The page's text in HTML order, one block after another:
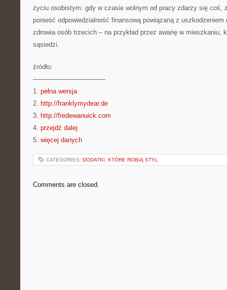
życiu osobistym: gdy w czasie wolnym od pracy zdarzy się coś,
ponieść odpowiedzialność finansową powiązaną z uszkodzeniem
zdrowia osób trzecich – na przykład przez awarię w mieszkaniu,
sąsiedzi.
źródło:
———————————
1. pełna wersja
2. http://franklymydear.de
3. http://fredewanuick.com
4. przejdź dalej
5. więcej danych
CATEGORIES: DODATKI, KTÓRE ROBIĄ STYL
Comments are closed.